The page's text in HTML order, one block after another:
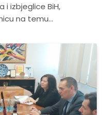
i izbjeglice BiH,
na temu…